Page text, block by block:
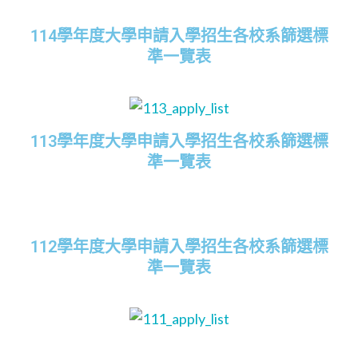
114學年度大學申請入學招生各校系篩選標
準一覽表
113學年度大學申請入學招生各校系篩選標
準一覽表
112學年度大學申請入學招生各校系篩選標
準一覽表